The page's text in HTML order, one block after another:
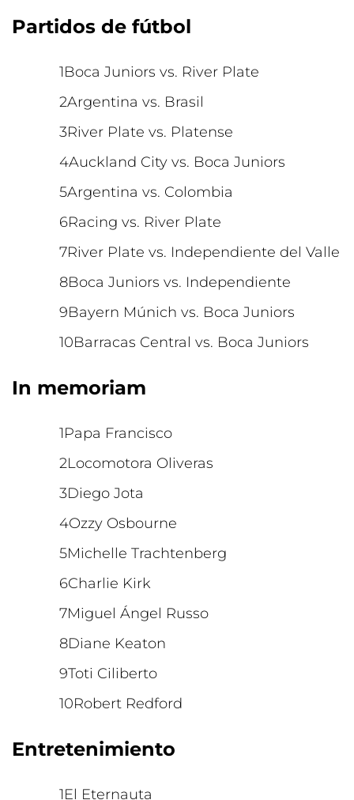
Partidos de fútbol
Boca Juniors vs. River Plate
Argentina vs. Brasil
River Plate vs. Platense
Auckland City vs. Boca Juniors
Argentina vs. Colombia
Racing vs. River Plate
River Plate vs. Independiente del Valle
Boca Juniors vs. Independiente
Bayern Múnich vs. Boca Juniors
Barracas Central vs. Boca Juniors
In memoriam
Papa Francisco
Locomotora Oliveras
Diego Jota
Ozzy Osbourne
Michelle Trachtenberg
Charlie Kirk
Miguel Ángel Russo
Diane Keaton
Toti Ciliberto
Robert Redford
Entretenimiento
El Eternauta